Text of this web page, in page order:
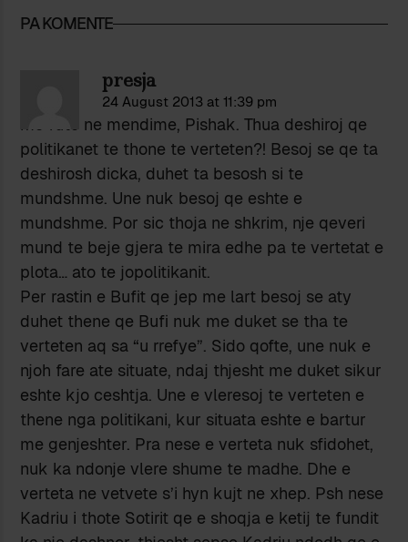
PA KOMENTE
presja
24 August 2013 at 11:39 pm
me fute ne mendime, Pishak. Thua deshiroj qe
politikanet te thone te verteten?! Besoj se qe ta
deshirosh dicka, duhet ta besosh si te
mundshme. Une nuk besoj qe eshte e
mundshme. Por sic thoja ne shkrim, nje qeveri
mund te beje gjera te mira edhe pa te vertetat e
plota… ato te jopolitikanit.
Per rastin e Bufit qe jep me lart besoj se aty
duhet thene qe Bufi nuk me duket se tha te
verteten aq sa “u rrefye”. Sido qofte, une nuk e
njoh fare ate situate, ndaj thjesht me duket sikur
eshte kjo ceshtja. Une e vleresoj te verteten e
thene nga politikani, kur situata eshte e bartur
me genjeshter. Pra nese e verteta nuk sfidohet,
nuk ka ndonje vlere shume te madhe. Dhe e
verteta ne vetvete s’i hyn kujt ne xhep. Psh nese
Kadriu i thote Sotirit qe e shoqja e ketij te fundit